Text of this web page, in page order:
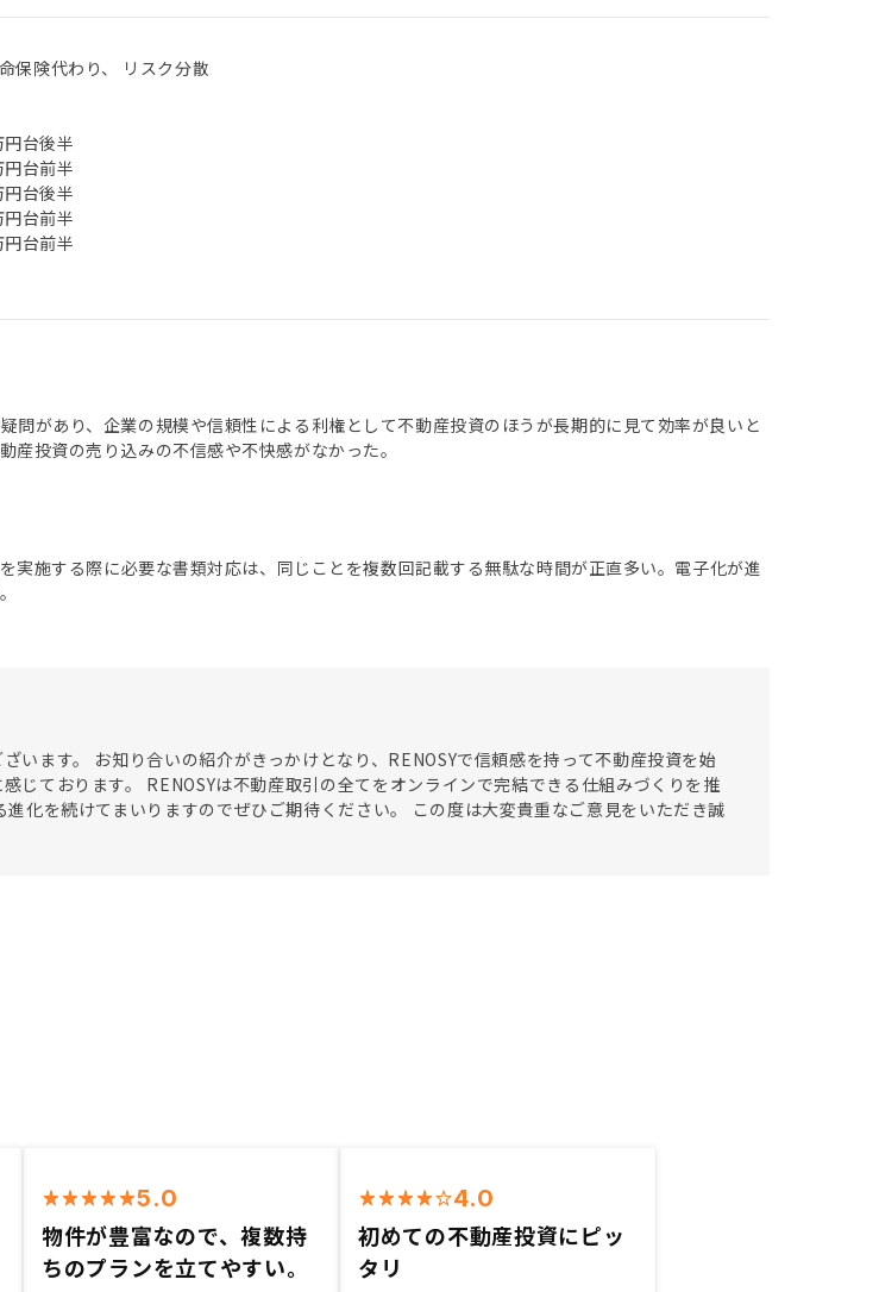
保険代わり、 リスク分散
台後半
台前半
台後半
台前半
台前半
問があり、企業の規模や信頼性による利権として不動産投資のほうが長期的に見て効率が良いと
産投資の売り込みの不信感や不快感がなかった。
実施する際に必要な書類対応は、同じことを複数回記載する無駄な時間が正直多い。電子化が進
います。 お知り合いの紹介がきっかけとなり、RENOSYで信頼感を持って不動産投資を始
じております。 RENOSYは不動産取引の全てをオンラインで完結できる仕組みづくりを推
化を続けてまいりますのでぜひご期待ください。 この度は大変貴重なご意見をいただき誠
5.0
物件が豊富なので、複数持
ちのプランを立てやすい。
4.0
初めての不動産投資にピッ
タリ